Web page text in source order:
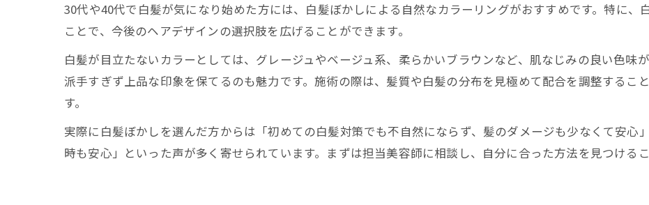
30代や40代で白髪が気になり始めた方には、白髪ぼかしによる自然なカラーリングがおすすめです。特に、
ことで、今後のヘアデザインの選択肢を広げることができます。
白髪が目立たないカラーとしては、グレージュやベージュ系、柔らかいブラウンなど、肌なじみの良い色味
派手すぎず上品な印象を保てるのも魅力です。施術の際は、髪質や白髪の分布を見極めて配合を調整するこ
す。
実際に白髪ぼかしを選んだ方からは「初めての白髪対策でも不自然にならず、髪のダメージも少なくて安心
時も安心」といった声が多く寄せられています。まずは担当美容師に相談し、自分に合った方法を見つけるこ